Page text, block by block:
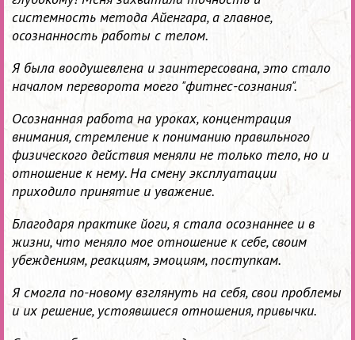
системность метода Айенгара, а главное,
осознанность работы с телом.
Я была воодушевлена и заинтересована, это стало
началом переворота моего "фитнес-сознания".
Осознанная работа на уроках, концентрация
внимания, стремление к пониманию правильного
физического действия меняли не только тело, но и
отношение к нему. На смену эксплуатации
приходило принятие и уважение.
Благодаря практике йоги, я стала осознаннее и в
жизни, что меняло мое отношение к себе, своим
убеждениям, реакциям, эмоциям, поступкам.
Я смогла по-новому взглянуть на себя, свои проблемы
и их решение, устоявшиеся отношения, привычки.